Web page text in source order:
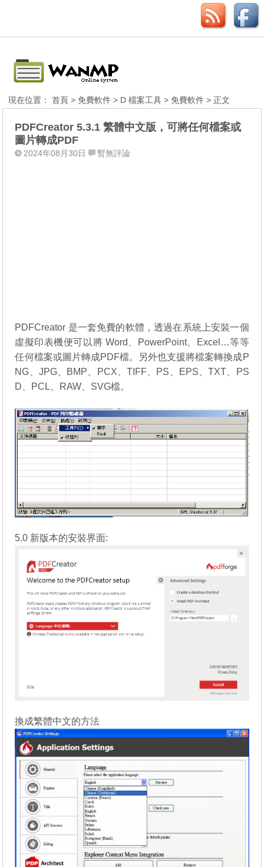
現在位置：首頁 >免費軟件 > D 檔案工具 >免費軟件 > 正文
PDFCreator 5.3.1 繁體中文版，可將任何檔案或
圖片轉成PDF
2024年08月30日 暫無評論
PDFCreator 是一套免費的軟體，透過在系統上安裝一個
虛擬印表機便可以將 Word、PowerPoint、Excel…等等
任何檔案或圖片轉成PDF檔。另外也支援將檔案轉換成P
NG、JPG、BMP、PCX、TIFF、PS、EPS、TXT、PS
D、PCL、RAW、SVG檔。
5.0 新版本的安裝界面:
換成繁體中文的方法